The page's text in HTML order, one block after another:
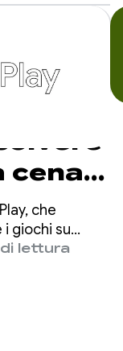
cena:
che
giochi su
delle
lettura